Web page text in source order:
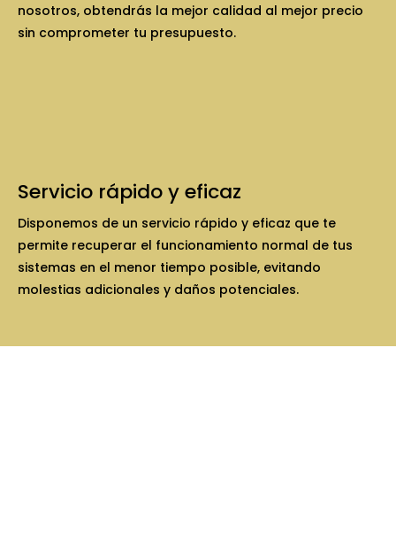
nosotros, obtendrás la mejor calidad al mejor precio
sin comprometer tu presupuesto.
Servicio rápido y eficaz
Disponemos de un servicio rápido y eficaz que te
permite recuperar el funcionamiento normal de tus
sistemas en el menor tiempo posible, evitando
molestias adicionales y daños potenciales.